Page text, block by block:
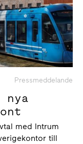
Pressmeddelande
med Intrum
till